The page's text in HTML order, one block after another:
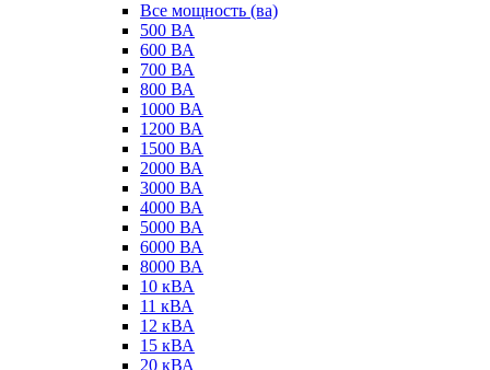
Все мощность (ва)
500 ВА
600 ВА
700 ВА
800 ВА
1000 ВА
1200 ВА
1500 ВА
2000 ВА
3000 ВА
4000 ВА
5000 ВА
6000 ВА
8000 ВА
10 кВА
11 кВА
12 кВА
15 кВА
20 кВА